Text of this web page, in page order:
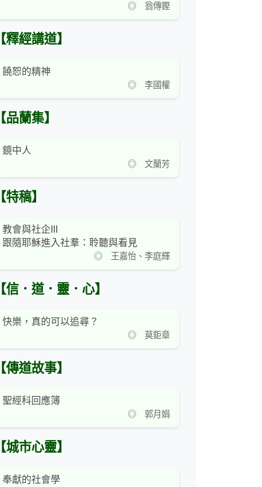
◎ 翁傳鏗
【釋經講道】
饒恕的精神
◎ 李國權
【品蘭集】
鏡中人
◎ 文蘭芳
【特稿】
教會與社企III
跟隨耶穌進入社羣：聆聽與看見
◎ 王嘉怡、李庭輝
【信．道．靈．心】
快樂，真的可以追尋？
◎ 莫鉅章
【傳道故事】
聖經科回應簿
◎ 郭月娟
【城市心靈】
奉獻的社會學